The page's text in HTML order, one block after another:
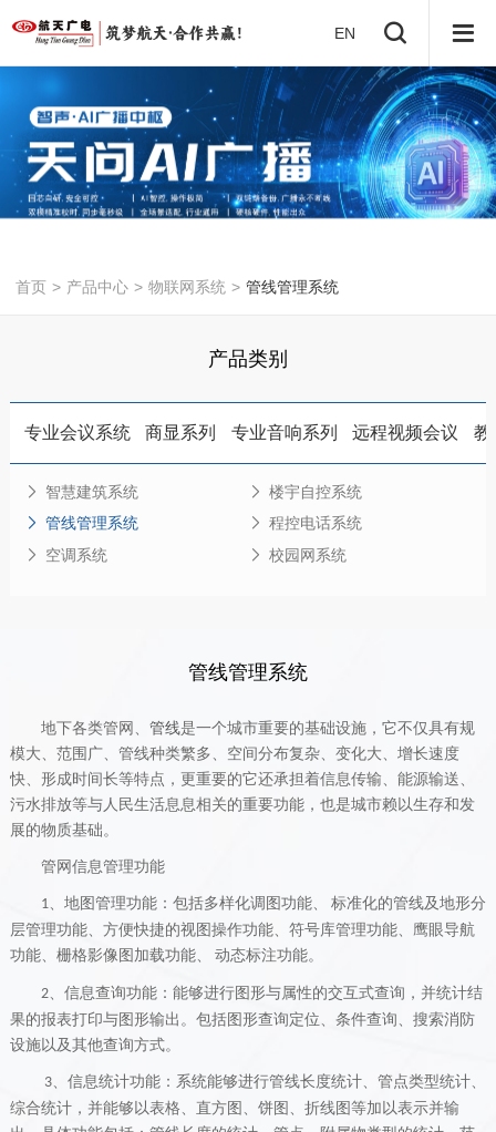
EN
首页 > 产品中心 > 物联网系统 > 管线管理系统
产品类别
专业会议系统 商显系列 专业音响系列 远程视频会议 教
智慧建筑系统
楼宇自控系统
管线管理系统
程控电话系统
空调系统
校园网系统
管线管理系统
地下各类管网、 管线是一个城市重要的基础设施，它不仅具有规
模大、范围广、管线种类繁多、空间分布复杂、变化大、增长速度
快、形成时间长等特点，更重要的它还承担着信息传输、能源输送、
污水排放等与人民生活息息相关的重要功能，也是城市赖以生存和发
展的物质基础。
管网信息管理功能
1 、地图管理功能：包括多样化调图功能、
标准化的管线及地形分
层管理功能、方便快捷的视图操作功能、符号库管理功能、鹰眼导航
功能、栅格影像图加载功能、
动态标注功能。
2、信息查询功能：能够进行图形与属性的交互式查询，并统计结
果的报表打印与图形输出。包括图形查询定位、条件查询、搜索消防
设施以及其他查询方式。
3、信息统计功能：系统能够进行管线长度统计、管点类型统计、
综合统计，并能够以表格、直方图、饼图、折线图等加以表示并输